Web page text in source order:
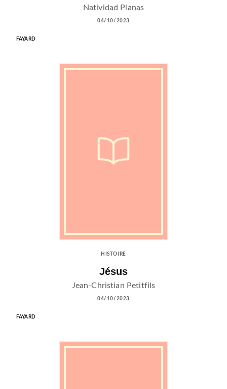
Natividad Planas
04/10/2023
FAYARD
HISTOIRE
Jésus
Jean-Christian Petitfils
04/10/2023
FAYARD